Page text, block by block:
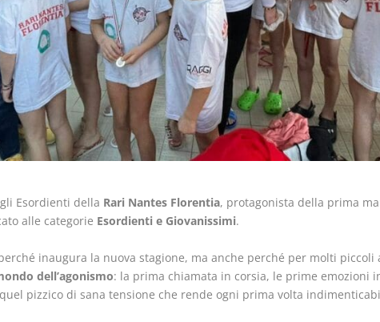
Esordienti della Rari Nantes Florentia, protagonista della prima
alle categorie Esordienti e Giovanissimi.
inaugura la nuova stagione, ma anche perché per molti piccoli
dell’agonismo: la prima chiamata in corsia, le prime emozioni
pizzico di sana tensione che rende ogni prima volta